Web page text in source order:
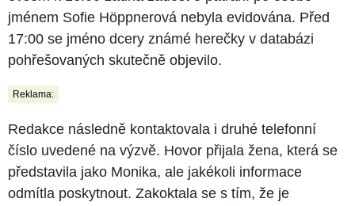
jménem Sofie Höppnerová nebyla evidována. Před
17:00 se jméno dcery známé herečky v databázi
pohřešovaných skutečně objevilo.
Reklama:
Redakce následně kontaktovala i druhé telefonní
číslo uvedené na výzvě. Hovor přijala žena, která se
představila jako Monika, ale jakékoli informace
odmítla poskytnout. Zakoktala se s tím, že je